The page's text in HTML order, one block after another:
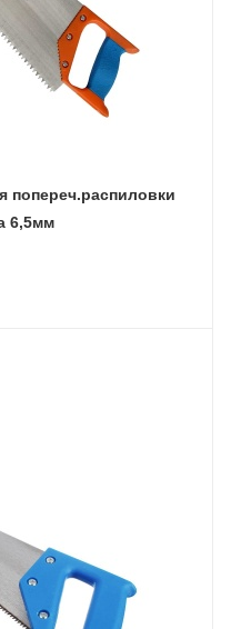
попереч.распиловки
6,5мм